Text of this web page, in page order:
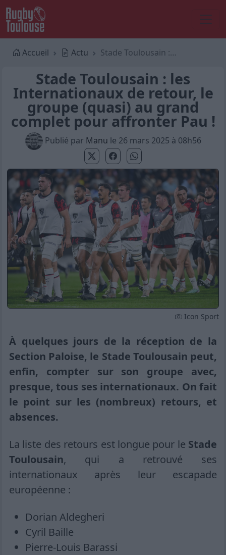
Accueil Actu Stade Toulousain : les Internationaux de retour, le groupe (quasi) au grand complet pour affronter Pau !
Stade Toulousain : les
Internationaux de retour, le
groupe (quasi) au grand
complet pour affronter Pau !
Publié par Manu le 26 mars 2025 à 08h56
Icon Sport
À quelques jours de la réception de la
Section Paloise, le Stade Toulousain peut,
enfin, compter sur son groupe avec,
presque, tous ses internationaux. On fait
le point sur les (nombreux) retours, et
absences.
La liste des retours est longue pour le Stade
Toulousain, qui a retrouvé ses
internationaux après leur escapade
européenne :
Dorian Aldegheri
Cyril Baille
Pierre-Louis Barassi